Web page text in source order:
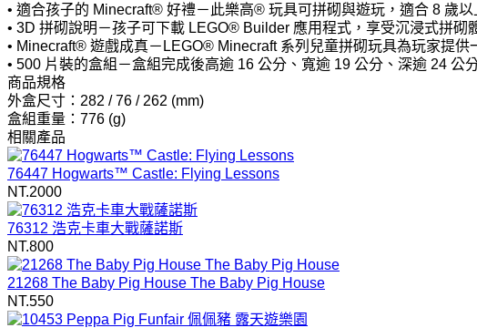
• 適合孩子的 Minecraft® 好禮－此樂高® 玩具可拼砌與遊玩，適合 8 歲
• 3D 拼砌說明－孩子可下載 LEGO® Builder 應用程式，享受沉浸式拼
• Minecraft® 遊戲成真－LEGO® Minecraft 系列兒童拼砌玩具為玩家提
• 500 片裝的盒組－盒組完成後高逾 16 公分、寬逾 19 公分、深逾 24 公
商品規格
外盒尺寸：282 / 76 / 262 (mm)
盒組重量：776 (g)
相關產品
76447 Hogwarts™ Castle: Flying Lessons
NT.2000
76312 浩克卡車大戰薩諾斯
NT.800
21268 The Baby Pig House The Baby Pig House
NT.550